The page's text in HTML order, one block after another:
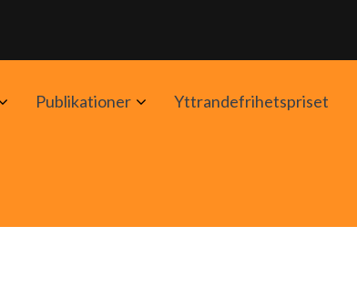
AvaaPublikationer AvaaYttrandefrihetspriset